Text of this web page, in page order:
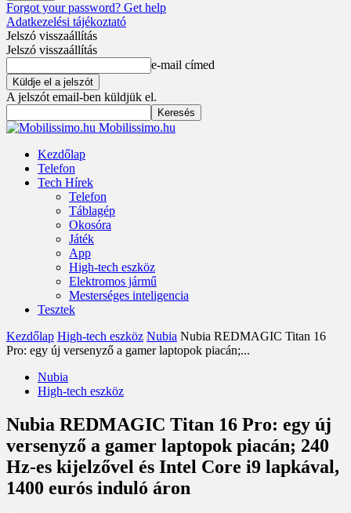
Forgot your password? Get help
Adatkezelési tájékoztató
Jelszó visszaállítás
Jelszó visszaállítás
e-mail címed
A jelszót email-ben küldjük el.
Mobilissimo.hu
Kezdőlap
Telefon
Tech Hírek
Telefon
Táblagép
Okosóra
Játék
App
High-tech eszköz
Elektromos jármű
Mesterséges inteligencia
Tesztek
Kezdőlap High-tech eszköz Nubia Nubia REDMAGIC Titan 16
Pro: egy új versenyző a gamer laptopok piacán;...
Nubia
High-tech eszköz
Nubia REDMAGIC Titan 16 Pro: egy új
versenyző a gamer laptopok piacán; 240
Hz-es kijelzővel és Intel Core i9 lapkával,
1400 eurós induló áron